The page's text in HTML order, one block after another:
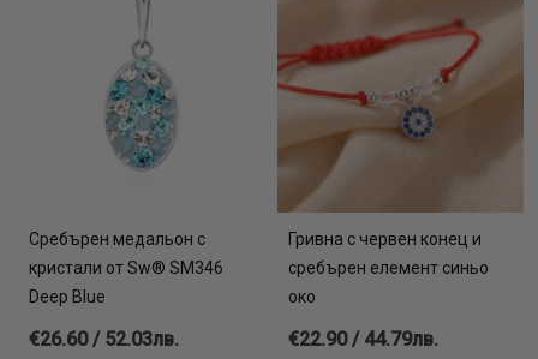
Сребърен медальон с
кристали от Sw® SM346
Deep Blue
€26.60 / 52.03лв.
Гривна с червен конец и
сребърен елемент синьо
око
€22.90 / 44.79лв.